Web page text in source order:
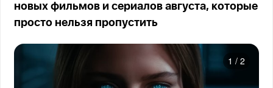
новых фильмов и сериалов августа, которые
просто нельзя пропустить
1 / 2